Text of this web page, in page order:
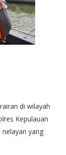
di wilayah
Kepulauan
yang